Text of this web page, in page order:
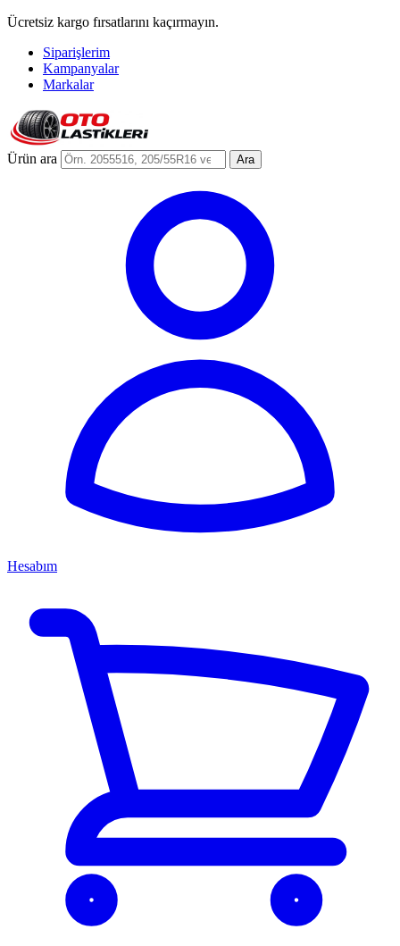
Ücretsiz kargo fırsatlarını kaçırmayın.
Siparişlerim
Kampanyalar
Markalar
Ürün ara Ara
Hesabım